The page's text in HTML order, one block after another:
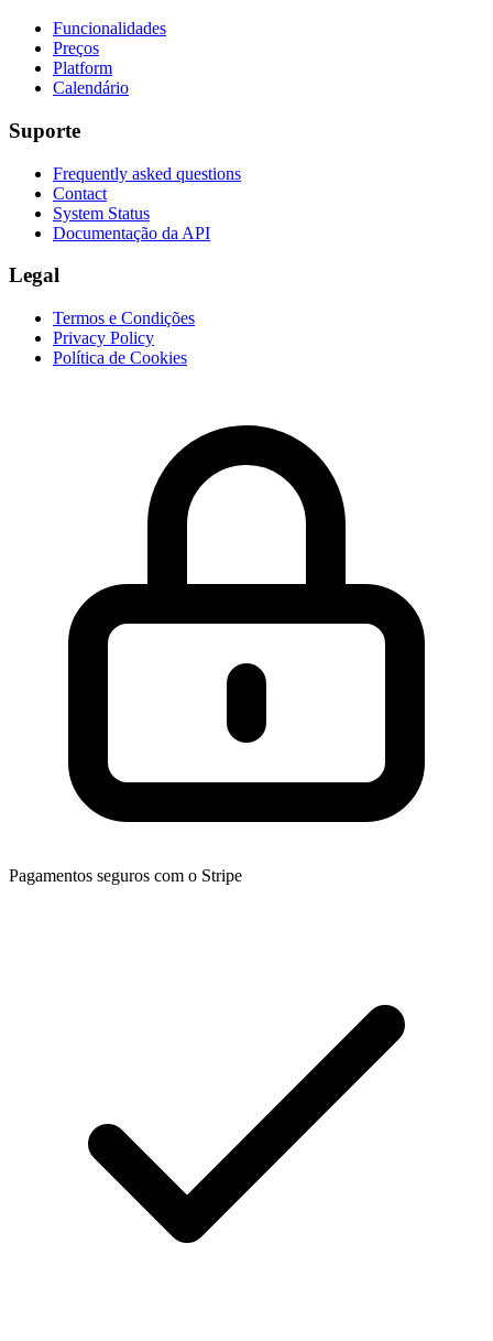
Funcionalidades
Preços
Platform
Calendário
Suporte
Frequently asked questions
Contact
System Status
Documentação da API
Legal
Termos e Condições
Privacy Policy
Política de Cookies
Pagamentos seguros com o Stripe